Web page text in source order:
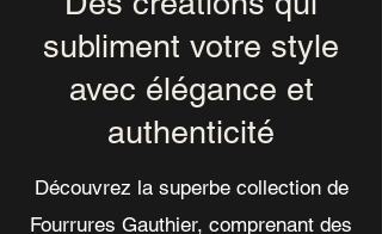
subliment votre style
avec élégance et
authenticité
Découvrez la superbe collection de
Fourrures Gauthier, comprenant des